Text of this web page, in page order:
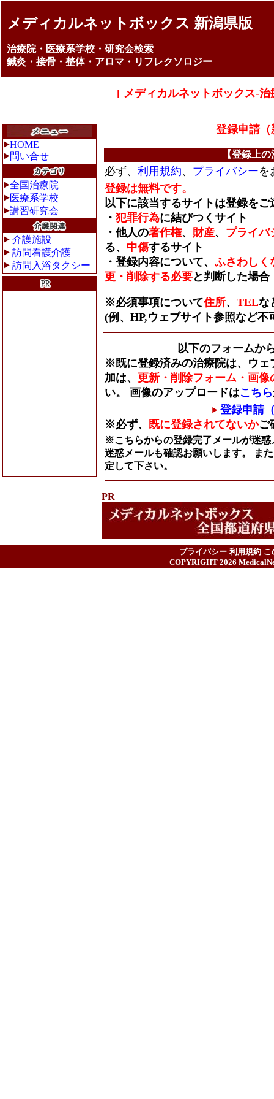
メディカルネットボックス 新潟県版
治療院・医療系学校・研究会検索
鍼灸・接骨・整体・アロマ・リフレクソロジー
[ メディカルネットボックス-
HOME
問い合せ
全国治療院
医療系学校
講習研究会
介護施設
訪問看護介護
訪問入浴タクシー
登録申請
【登録上
必ず、 利用規約、 プライバシーを
登録は無料です。
以下に該当するサイトは登録をご
・ 犯罪行為に結びつくサイト
・他人の著作権、 財産、 プライバ
る、 中傷するサイト
・登録内容について、 ふさわしく
更・削除する必要と判断した場合
※必須事項について住所、 TELな
(例、HP,ウェブサイト参照など不
以下のフォームか
※既に登録済みの治療院は、ウェ
加は、 更新・削除フォーム・画像
い。 画像のアップロードはこちら
登録申請
※必ず、 既に登録されてないかご
※こちらからの登録完了メールが迷
迷惑メールも確認お願いします。 ま
定して下さい。
PR
プライバシー 利用規約 こ
COPYRIGHT 2026